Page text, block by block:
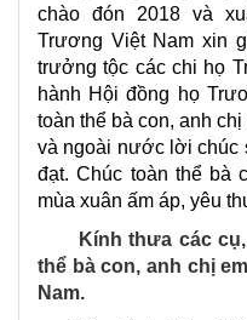
chào đón 2018 và
Trương Việt Nam xin
trưởng tộc các chi họ
hành Hội đồng họ
toàn thể bà con, anh
và ngoài nước lời chúc
đạt. Chúc toàn thể bà
mùa xuân ấm áp, yêu
Kính thưa các cụ,
thể bà con, anh chị
Nam.